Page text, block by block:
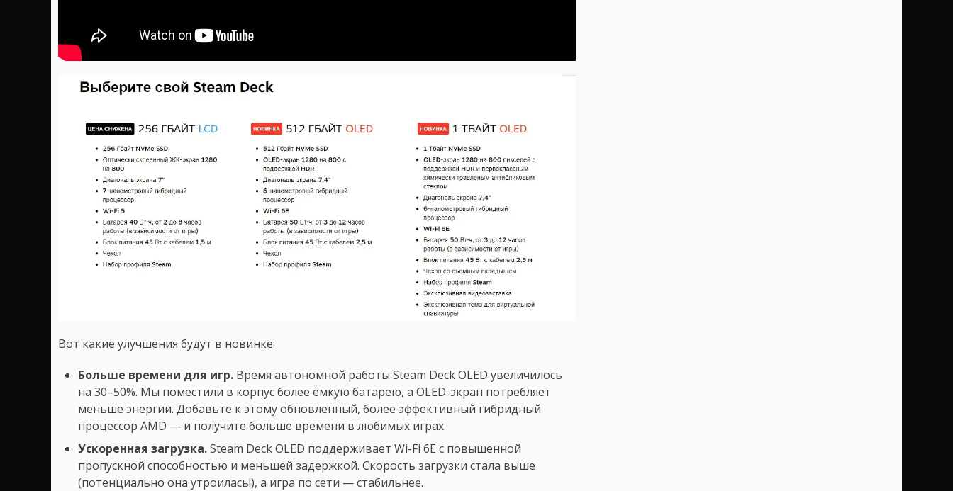
Вот какие улучшения будут в новинке:
Больше времени для игр. Время автономной работы Steam Deck OLED увеличилось
на 30–50%. Мы поместили в корпус более ёмкую батарею, а OLED-экран потребляет
меньше энергии. Добавьте к этому обновлённый, более эффективный гибридный
процессор AMD — и получите больше времени в любимых играх.
Ускоренная загрузка.Steam Deck OLED поддерживает Wi-Fi 6E с повышенной
пропускной способностью и меньшей задержкой. Скорость загрузки стала выше
(потенциально она утроилась!), а игра по сети — стабильнее.